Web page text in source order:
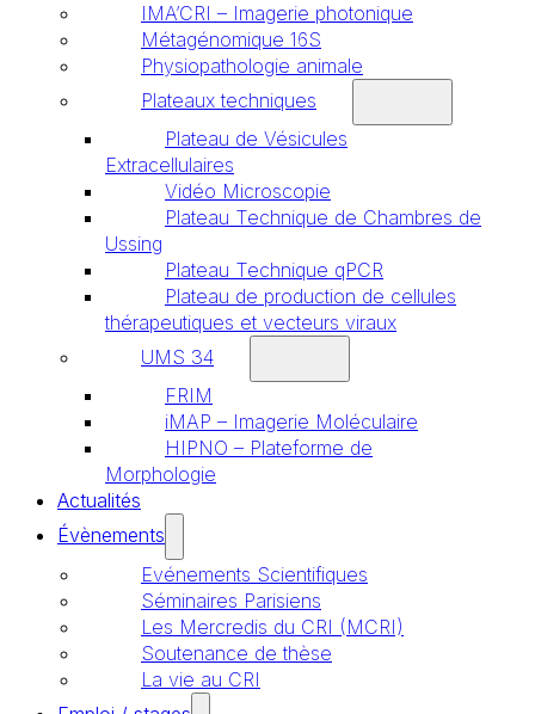
IMA’CRI – Imagerie photonique
Métagénomique 16S
Physiopathologie animale
Plateaux techniques
Plateau de Vésicules
Extracellulaires
Vidéo Microscopie
Plateau Technique de Chambres de
Ussing
Plateau Technique qPCR
Plateau de production de cellules
thérapeutiques et vecteurs viraux
UMS 34
FRIM
iMAP – Imagerie Moléculaire
HIPNO – Plateforme de
Morphologie
Actualités
Évènements
Evénements Scientifiques
Séminaires Parisiens
Les Mercredis du CRI (MCRI)
Soutenance de thèse
La vie au CRI